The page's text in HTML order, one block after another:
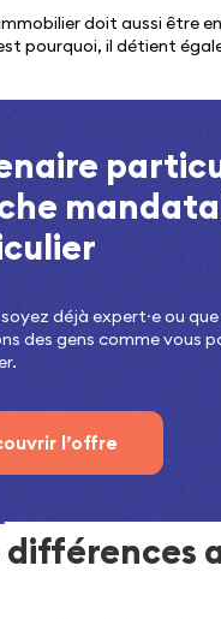
doit aussi être
pourquoi, il détient
déjà expert⸱e ou
des gens comme vous
l’offre
différences